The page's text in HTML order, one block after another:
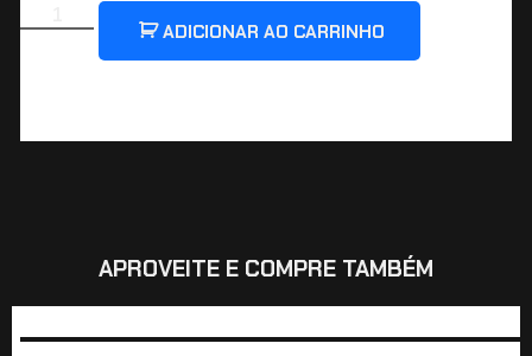
ADICIONAR AO CARRINHO
APROVEITE E COMPRE TAMBÉM